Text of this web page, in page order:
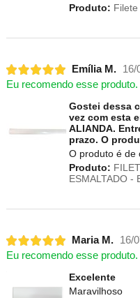
Produto:
Emília M.
16/
Eu recomendo esse produto.
Gostei dessa
vez com esta
ALIANDA.
prazo. O
O produto é de
Produto:
ESMALTADO -
Maria M.
16/
Eu recomendo esse produto.
Excelente
Maravilhoso